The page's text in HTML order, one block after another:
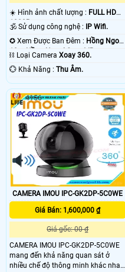
☀️ Hình ảnh chất lượng : FULL HD
1080P .
🕉️ Sử dụng công nghệ :
IP Wifi.
✪ Xem Được Ban Đêm : Hồng Ngoại
10m Hồng Ngoại Smart IR.
⛓ Loại Camera Xoay 360.
️💮 Khả Năng : Thu Âm.
CAMERA IMOU IPC-GK2DP-5C0WE
Giá Bán: 1,600,000 ₫
Giá gốc: 00 ₫
CAMERA IMOU IPC-GK2DP-5C0WE
mang đến khả năng quan sát ở
nhiều chế độ thông minh khác nhau
4156